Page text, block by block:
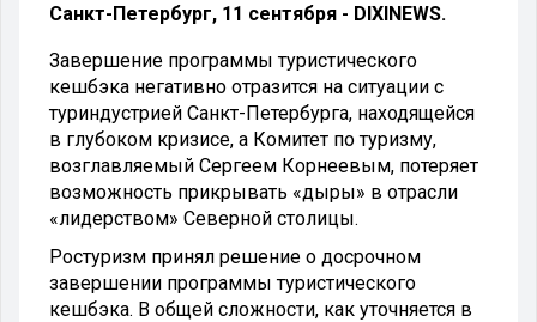
Санкт-Петербург, 11 сентября - DIXINEWS.
Завершение программы туристического
кешбэка негативно отразится на ситуации с
туриндустрией Санкт-Петербурга, находящейся
в глубоком кризисе, а Комитет по туризму,
возглавляемый Сергеем Корнеевым, потеряет
возможность прикрывать «дыры» в отрасли
«лидерством» Северной столицы.
Ростуризм принял решение о досрочном
завершении программы туристического
кешбэка. В общей сложности, как уточняется в